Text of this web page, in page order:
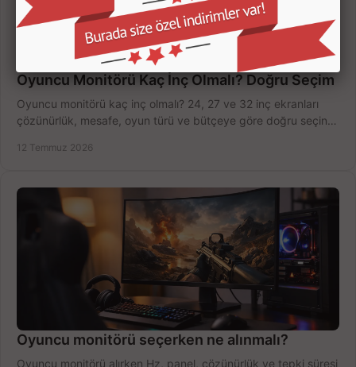
Oyuncu Monitörü Kaç İnç Olmalı? Doğru Seçim
Oyuncu monitörü kaç inç olmalı? 24, 27 ve 32 inç ekranları
çözünürlük, mesafe, oyun türü ve bütçeye göre doğru seçin,
12 Temmuz 2026
Oyuncu monitörü seçerken ne alınmalı?
Oyuncu monitörü alırken Hz, panel, çözünürlük ve tepki süresi